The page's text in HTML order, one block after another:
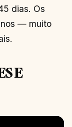
dias. Os
— muito
E